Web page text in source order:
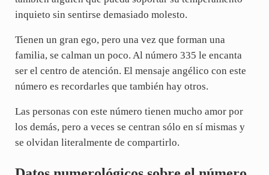
inquieto sin sentirse demasiado molesto.
Tienen un gran ego, pero una vez que forman una
familia, se calman un poco. Al número 335 le encanta
ser el centro de atención. El mensaje angélico con este
número es recordarles que también hay otros.
Las personas con este número tienen mucho amor por
los demás, pero a veces se centran sólo en sí mismas y
se olvidan literalmente de compartirlo.